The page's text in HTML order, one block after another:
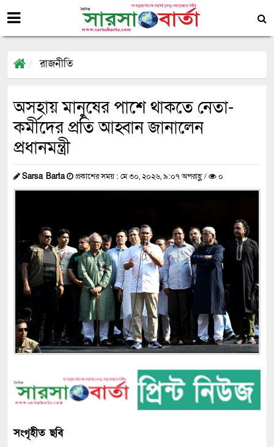
রাজনীতি
অসহায় মানুষের পাশে থাকতে নেতা-
কর্মীদের প্রতি আহ্বান জানালেন
প্রধানমন্ত্রী
Sarsa Barta প্রকাশের সময় : মে ৩০, ২০২৬, ৯:০৭ অপরাহ্ণ / ০
সংগৃহীত ছবি